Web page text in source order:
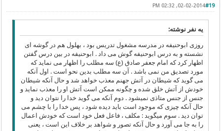
#19
02-02-2014, 02:32 PM
یه نفر نوشته:
روزی ابوحنیفه در مدرسه مشغول تدریس بود ، بهلول هم در گوشه ای
نشسته و به درس ابوحنیفه گوش می داد . ابوحنیفه در بین درس گفتن
اظهار كرد كه امام جعفر صادق (ع) سه مطلب را اظهار می نماید كه
مورد تصدیق من نمی باشد . آن سه مطلب بدین نحو است . اول آنكه
می گوید كه شیطان در آتش جهنم معذب خواهد شد و حال آنكه شیطان
خودش از آتش خلق شده و چگونه ممكن است آتش او را معذب نماید و
جنس از جنس متاذی نمیشود . دوم آنكه می گوید خدا را نتوان دید و
حال آنكه چیزی كه موجود است باید دیده شود ، پس خدا را با چشم می
توان دید . سوم میگوید : مكلف ، فاعل فعل خود است كه خودش اعمال
را به جا می آورد و حال آنكه تصور و شواهد بر خلاف این است ، یعنی